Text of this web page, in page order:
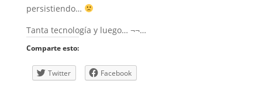
persistiendo…
Tanta tecnología y luego… ¬¬…
Comparte esto:
Twitter Facebook